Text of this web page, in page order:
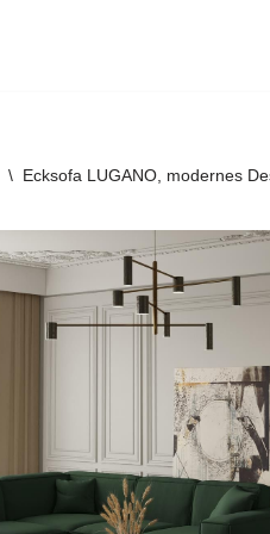
\ Ecksofa LUGANO, modernes